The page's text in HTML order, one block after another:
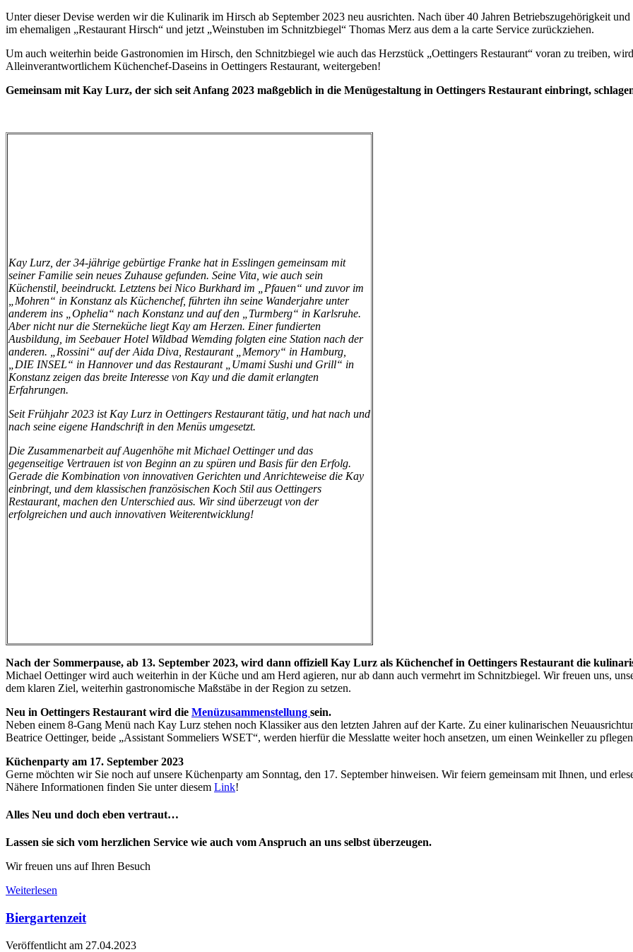
Unter dieser Devise werden wir die Kulinarik im Hirsch ab September 2023 neu ausrichten. Nach über 40 Jahren Betriebszugehörigkeit
im ehemaligen „Restaurant Hirsch“ und jetzt „Weinstuben im Schnitzbiegel“ Thomas Merz aus dem a la carte Service zurückziehen.
Um auch weiterhin beide Gastronomien im Hirsch, den Schnitzbiegel wie auch das Herzstück „Oettingers Restaurant“ voran zu treiben,
Alleinverantwortlichem Küchenchef-Daseins in Oettingers Restaurant, weitergeben!
Gemeinsam mit Kay Lurz, der sich seit Anfang 2023 maßgeblich in die Menügestaltung in Oettingers Restaurant einbringt,
Kay Lurz, der 34-jährige gebürtige Franke hat in Esslingen gemeinsam mit
seiner Familie sein neues Zuhause gefunden. Seine Vita, wie auch sein
Küchenstil, beeindruckt. Letztens bei Nico Burkhard im „Pfauen“ und zuvor im
„Mohren“ in Konstanz als Küchenchef, führten ihn seine Wanderjahre unter
anderem ins „Ophelia“ nach Konstanz und auf den „Turmberg“ in Karlsruhe.
Aber nicht nur die Sterneküche liegt Kay am Herzen. Einer fundierten
Ausbildung, im Seebauer Hotel Wildbad Wemding folgten eine Station nach der
anderen. „Rossini“ auf der Aida Diva, Restaurant „Memory“ in Hamburg,
„DIE INSEL“ in Hannover und das Restaurant „Umami Sushi und Grill“ in
Konstanz zeigen das breite Interesse von Kay und die damit erlangten
Erfahrungen.
Seit Frühjahr 2023 ist Kay Lurz in Oettingers Restaurant tätig, und hat nach und
nach seine eigene Handschrift in den Menüs umgesetzt.
Die Zusammenarbeit auf Augenhöhe mit Michael Oettinger und das
gegenseitige Vertrauen ist von Beginn an zu spüren und Basis für den Erfolg.
Gerade die Kombination von innovativen Gerichten und Anrichteweise die Kay
einbringt, und dem klassischen französischen Koch Stil aus Oettingers
Restaurant, machen den Unterschied aus. Wir sind überzeugt von der
erfolgreichen und auch innovativen Weiterentwicklung!
Nach der Sommerpause, ab 13. September 2023, wird dann offiziell Kay Lurz als Küchenchef in Oettingers Restaurant die
Michael Oettinger wird auch weiterhin in der Küche und am Herd agieren, nur ab dann auch vermehrt im Schnitzbiegel. Wir freuen uns,
dem klaren Ziel, weiterhin gastronomische Maßstäbe in der Region zu setzen.
Neu in Oettingers Restaurant wird die Menüzusammenstellung sein.
Neben einem 8-Gang Menü nach Kay Lurz stehen noch Klassiker aus den letzten Jahren auf der Karte. Zu einer kulinarischen
Beatrice Oettinger, beide „Assistant Sommeliers WSET“, werden hierfür die Messlatte weiter hoch ansetzen, um einen Weinkeller zu
Küchenparty am 17. September 2023
Gerne möchten wir Sie noch auf unsere Küchenparty am Sonntag, den 17. September hinweisen. Wir feiern gemeinsam mit Ihnen, und
Nähere Informationen finden Sie unter diesem Link!
Alles Neu und doch eben vertraut…
Lassen sie sich vom herzlichen Service wie auch vom Anspruch an uns selbst überzeugen.
Wir freuen uns auf Ihren Besuch
Weiterlesen
Biergartenzeit
Veröffentlicht am 27.04.2023